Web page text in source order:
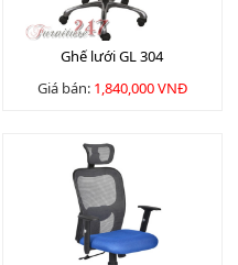
Ghế lưới GL 304
Giá bán: 1,840,000 VNĐ